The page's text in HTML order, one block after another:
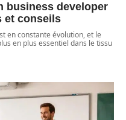
business developer
et conseils
en constante évolution, et le
en plus essentiel dans le tissu